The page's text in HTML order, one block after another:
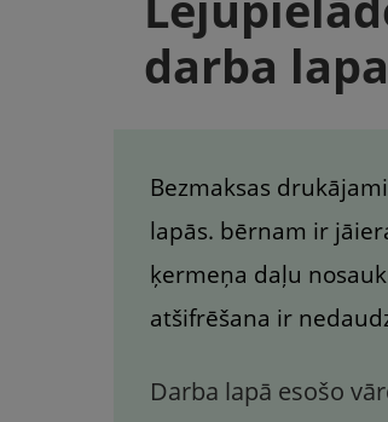
darba
Bezmaksas
lapās. bērnam ir
ķermeņa daļu
atšifrēšana ir
Darba lapā esošo